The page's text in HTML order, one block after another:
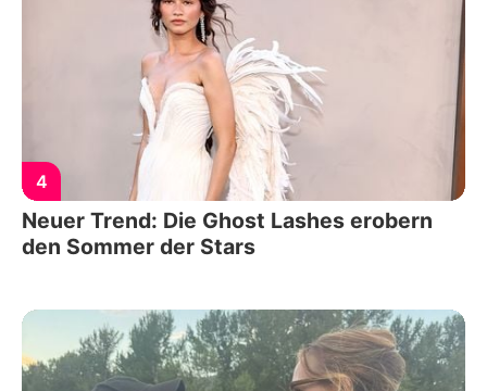
4
Neuer Trend: Die Ghost Lashes erobern
den Sommer der Stars